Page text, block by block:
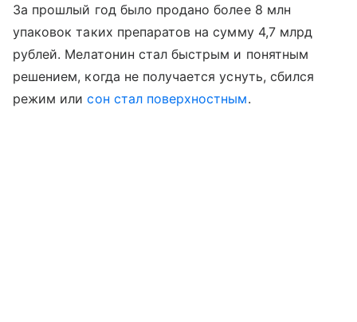
За прошлый год было продано более 8 млн
упаковок таких препаратов на сумму 4,7 млрд
рублей. Мелатонин стал быстрым и понятным
решением, когда не получается уснуть, сбился
режим илисон стал поверхностным.